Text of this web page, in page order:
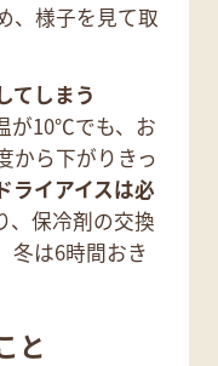
、様子を見て取
てしまう
が10℃でも、お
から下がりきっ
ライアイスは必
、保冷剤の交換
冬は6時間おき
と